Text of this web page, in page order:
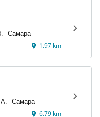
Лесная ул., д. 23, кор. 100. - Самара
1.97 km
ул. Ново-Садовая, д. 305 А. - Самара
6.79 km